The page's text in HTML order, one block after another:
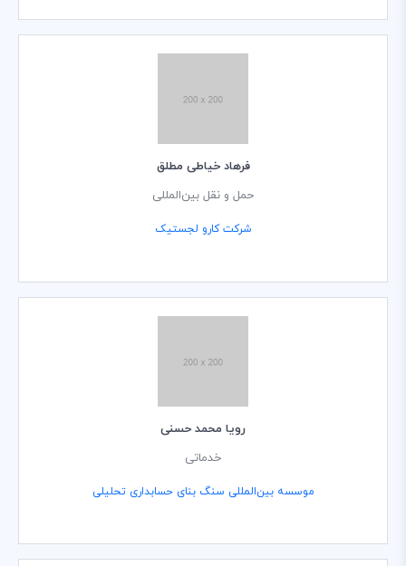
فرهاد خیاطی مطلق
حمل و نقل بین‌المللی
شرکت کارو لجستیک
رویا محمد حسنی
خدماتی
موسسه بین‌المللی سنگ بنای حسابداری تحلیلی